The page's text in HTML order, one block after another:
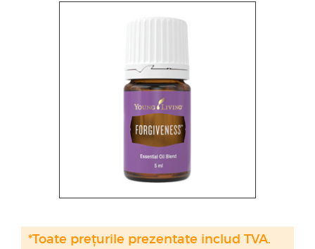
*Toate prețurile prezentate includ TVA.